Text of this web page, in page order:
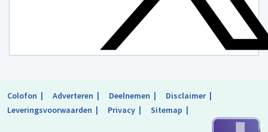
Colofon Adverteren Deelnemen
Disclaimer
Leveringsvoorwaarden
Privacy Sitemap